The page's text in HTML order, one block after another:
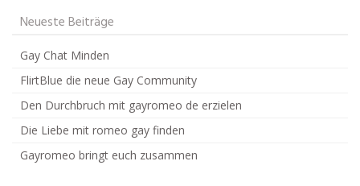
Neueste Beiträge
Gay Chat Minden
FlirtBlue die neue Gay Community
Den Durchbruch mit gayromeo de erzielen
Die Liebe mit romeo gay finden
Gayromeo bringt euch zusammen